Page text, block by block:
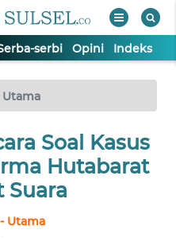
serbi Opini Indeks
Utama
Soal Kasus
Hutabarat
Suara
Utama